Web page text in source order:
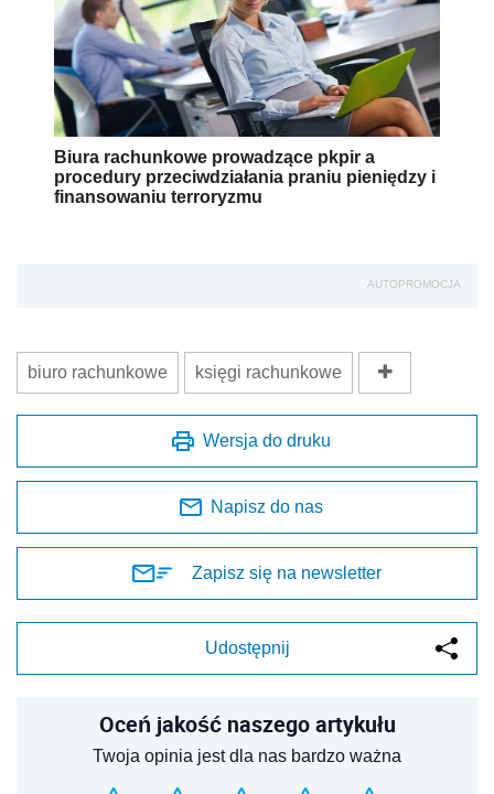
Biura rachunkowe prowadzące pkpir a
procedury przeciwdziałania praniu pieniędzy i
finansowaniu terroryzmu
AUTOPROMOCJA
biuro rachunkowe księgi rachunkowe
Wersja do druku
Napisz do nas
Zapisz się na newsletter
Udostępnij
Oceń jakość naszego artykułu
Twoja opinia jest dla nas bardzo ważna